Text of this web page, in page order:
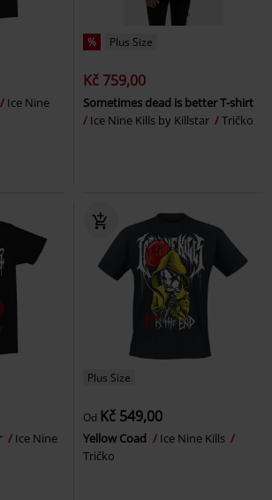
Ice Nine
% Plus Size
Kč 759,00
Sometimes dead is better T-shirt
Ice Nine Kills by Killstar
Tričko
Ice Nine
Plus Size
Od Kč 549,00
Yellow Coad
Ice Nine Kills
Tričko